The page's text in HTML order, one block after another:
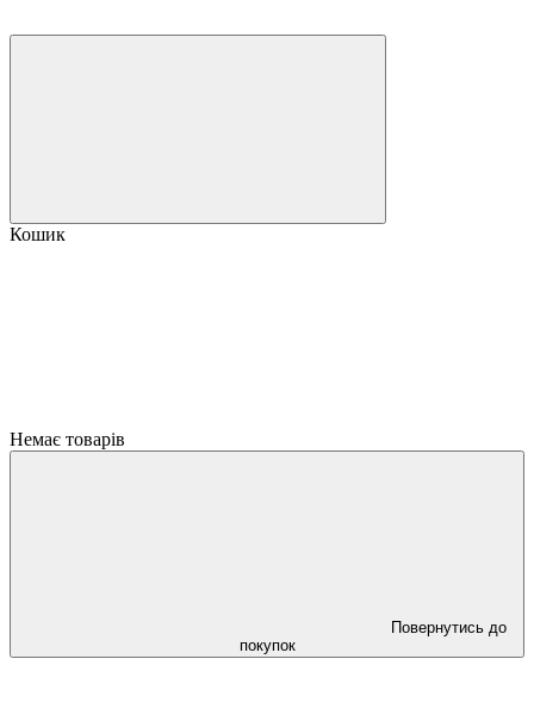
Кошик
Немає товарів
Повернутись до
покупок